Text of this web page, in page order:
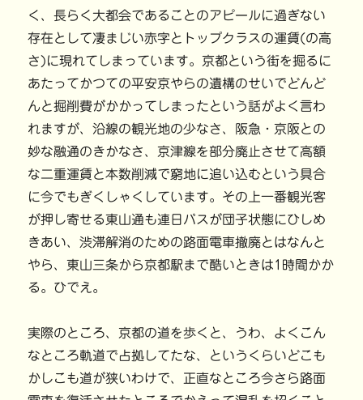
く、長らく大都会であることのアピールに過ぎない
存在として凄まじい赤字とトップクラスの運賃(の高
さ)に現れてしまっています。京都という街を掘るに
あたってかつての平安京やらの遺構のせいでどんど
んと掘削費がかかってしまったという話がよく言わ
れますが、沿線の観光地の少なさ、阪急・京阪との
妙な融通のきかなさ、京津線を部分廃止させて高額
な二重運賃と本数削減で窮地に追い込むという具合
に今でもぎくしゃくしています。その上一番観光客
が押し寄せる東山通も連日バスが団子状態にひしめ
きあい、渋滞解消のための路面電車撤廃とはなんと
やら、東山三条から京都駅まで酷いときは1時間かか
る。ひでえ。
実際のところ、京都の道を歩くと、うわ、よくこん
なところ軌道で占拠してたな、というくらいどこも
かしこも道が狭いわけで、正直なところ今さら路面